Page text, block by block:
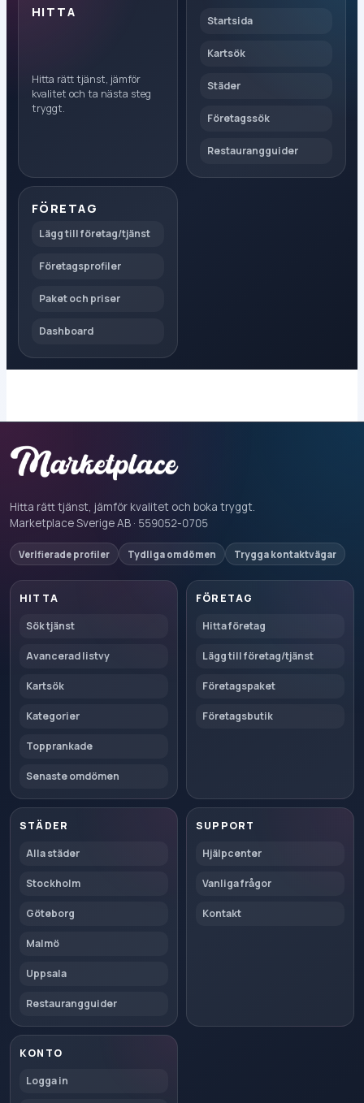
HITTA
Hitta rätt tjänst, jämför
kvalitet och ta nästa steg
tryggt.
Startsida
Kartsök
Städer
Företagssök
Restaurangguider
FÖRETAG
Lägg till företag/tjänst
Företagsprofiler
Paket och priser
Dashboard
Hitta rätt tjänst, jämför kvalitet och boka tryggt.
Marketplace Sverige AB · 559052-0705
Verifierade profiler Tydliga omdömen Trygga kontaktvägar
HITTA
Sök tjänst
Avancerad listvy
Kartsök
Kategorier
Topprankade
Senaste omdömen
FÖRETAG
Hitta företag
Lägg till företag/tjänst
Företagspaket
Företagsbutik
STÄDER
Alla städer
Stockholm
Göteborg
Malmö
Uppsala
Restaurangguider
SUPPORT
Hjälpcenter
Vanliga frågor
Kontakt
KONTO
Logga in